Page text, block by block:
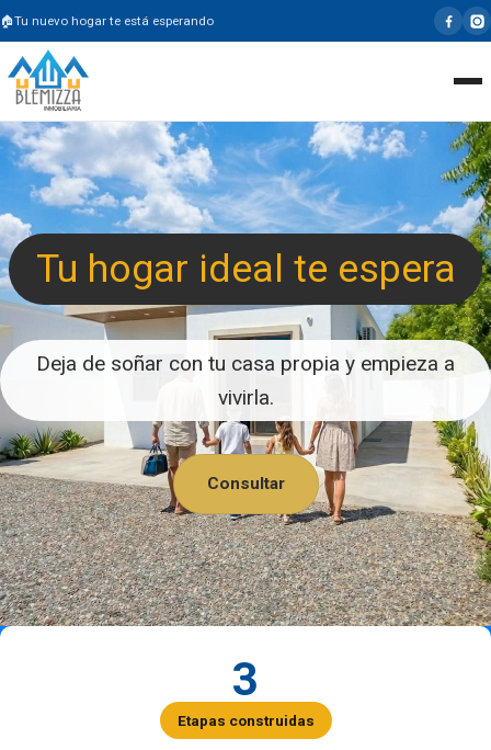
Tu nuevo hogar te está esperando
Tu hogar ideal te espera
Deja de soñar con tu casa propia y empieza a
vivirla.
Consultar
3
Etapas construidas